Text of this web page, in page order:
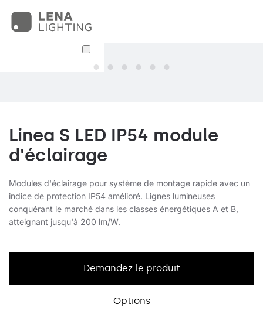
Linea S LED IP54 module
d'éclairage
Modules d'éclairage pour système de montage rapide avec un
indice de protection IP54 amélioré. Lignes lumineuses
conquérant le marché dans les classes énergétiques A et B,
atteignant jusqu'à 200 lm/W.
Demandez le produit
Options